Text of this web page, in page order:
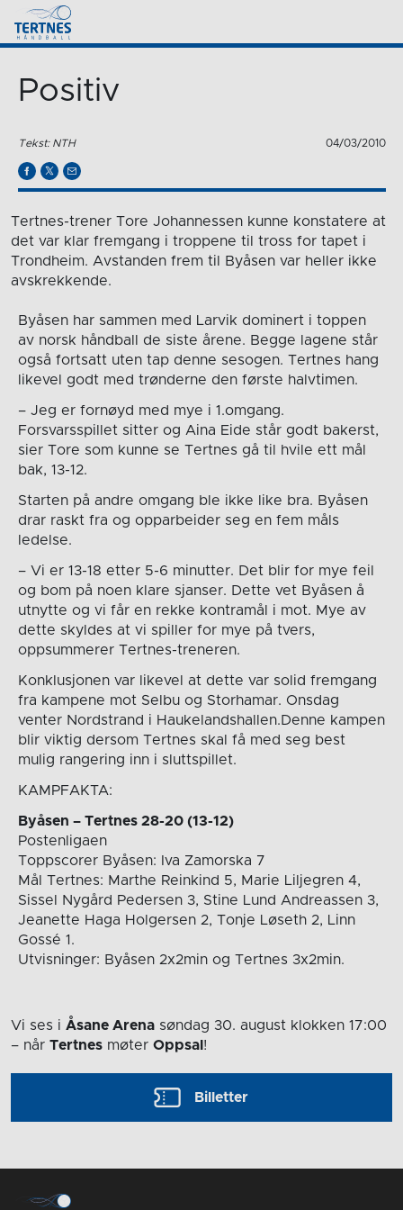
Positiv
Tekst: NTH 04/03/2010
Tertnes-trener Tore Johannessen kunne konstatere at
det var klar fremgang i troppene til tross for tapet i
Trondheim. Avstanden frem til Byåsen var heller ikke
avskrekkende.
Byåsen har sammen med Larvik dominert i toppen
av norsk håndball de siste årene. Begge lagene står
også fortsatt uten tap denne sesogen. Tertnes hang
likevel godt med trønderne den første halvtimen.
– Jeg er fornøyd med mye i 1.omgang.
Forsvarsspillet sitter og Aina Eide står godt bakerst,
sier Tore som kunne se Tertnes gå til hvile ett mål
bak, 13-12.
Starten på andre omgang ble ikke like bra. Byåsen
drar raskt fra og opparbeider seg en fem måls
ledelse.
– Vi er 13-18 etter 5-6 minutter. Det blir for mye feil
og bom på noen klare sjanser. Dette vet Byåsen å
utnytte og vi får en rekke kontramål i mot. Mye av
dette skyldes at vi spiller for mye på tvers,
oppsummerer Tertnes-treneren.
Konklusjonen var likevel at dette var solid fremgang
fra kampene mot Selbu og Storhamar. Onsdag
venter Nordstrand i Haukelandshallen.Denne kampen
blir viktig dersom Tertnes skal få med seg best
mulig rangering inn i sluttspillet.
KAMPFAKTA:
Byåsen – Tertnes 28-20 (13-12)
Postenligaen
Toppscorer Byåsen: Iva Zamorska 7
Mål Tertnes: Marthe Reinkind 5, Marie Liljegren 4,
Sissel Nygård Pedersen 3, Stine Lund Andreassen 3,
Jeanette Haga Holgersen 2, Tonje Løseth 2, Linn
Gossé 1.
Utvisninger: Byåsen 2x2min og Tertnes 3x2min.
Vi ses i Åsane Arena søndag 30. august klokken 17:00
– når Tertnes møter Oppsal !
Billetter